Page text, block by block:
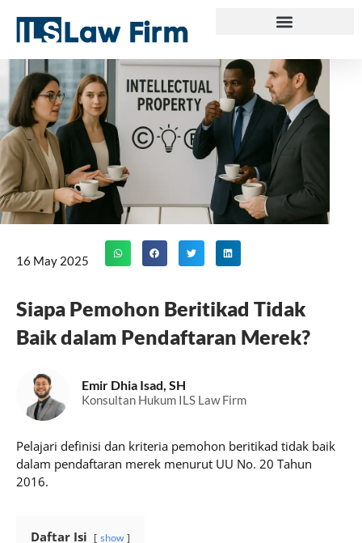
content
16 May 2025
Siapa Pemohon Beritikad Tidak
Baik dalam Pendaftaran Merek?
Emir Dhia Isad, SH
Konsultan Hukum ILS Law Firm
Pelajari definisi dan kriteria pemohon beritikad tidak baik
dalam pendaftaran merek menurut UU No. 20 Tahun
2016.
Daftar Isi show